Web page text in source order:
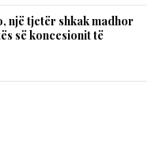
një tjetër shkak madhor
së koncesionit të